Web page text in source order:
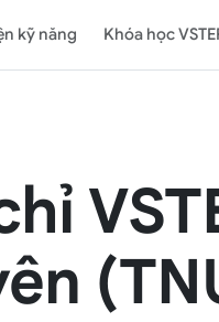
kỹ năng Khóa học